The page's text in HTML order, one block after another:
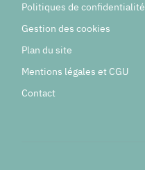
Politiques de confidentialité
Gestion des cookies
Plan du site
Mentions légales et CGU
Contact